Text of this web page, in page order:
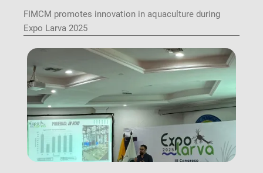
FIMCM promotes innovation in aquaculture during
Expo Larva 2025
Image